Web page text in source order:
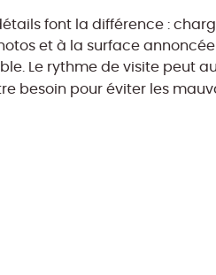
font la différence :
et à la surface
Le rythme de visite
besoin pour éviter les